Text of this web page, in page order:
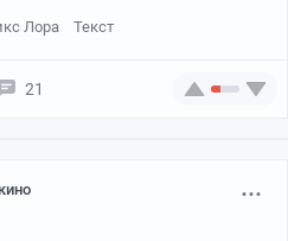
Лора Текст
21